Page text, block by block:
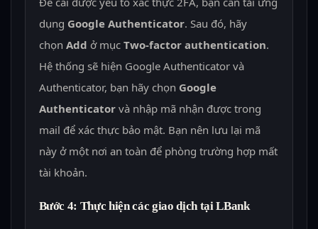
dụng Google Authenticator. Sau đó, hãy
chọn Add ở mục Two-factor authentication.
Hệ thống sẽ hiện Google Authenticator và
Authenticator, bạn hãy chọn Google
Authenticatorvà nhập mã nhận được trong
mail để xác thực bảo mật. Bạn nên lưu lại mã
này ở một nơi an toàn để phòng trường hợp mất
tài khoản.
Bước 4: Thực hiện các giao dịch tại LBank